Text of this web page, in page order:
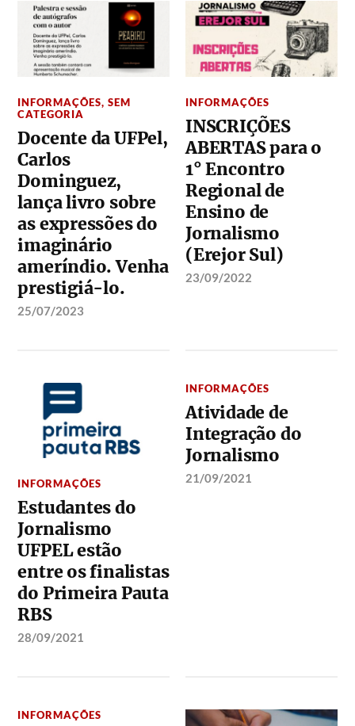
INFORMAÇÕES,SEM
CATEGORIA
Docente da UFPel,
Carlos
Dominguez,
lança livro sobre
as expressões do
imaginário
ameríndio. Venha
prestigiá-lo.
25/07/2023
INFORMAÇÕES
INSCRIÇÕES
ABERTAS para o
1° Encontro
Regional de
Ensino de
Jornalismo
(Erejor Sul)
23/09/2022
INFORMAÇÕES
Estudantes do
Jornalismo
UFPEL estão
entre os finalistas
do Primeira Pauta
RBS
28/09/2021
INFORMAÇÕES
Atividade de
Integração do
Jornalismo
21/09/2021
INFORMAÇÕES